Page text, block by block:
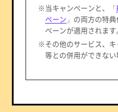
※当キャンペーンと、「
ペーン 」の両方の特
ペーンが適用されます。
※その他のサービス、キ
等との併用ができない